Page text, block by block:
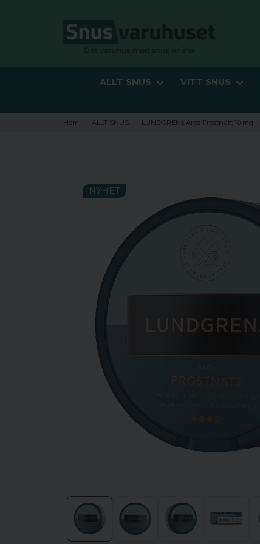
ALLT SNUS VITT SNUS
Hem ALLT SNUS LUNDGRENs Aros Frostnatt 10 mg
NYHET